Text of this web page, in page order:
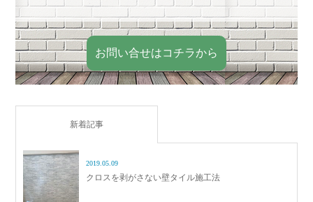
お問い合せはコチラから
新着記事
2019.05.09
クロスを剥がさない壁タイル施工法